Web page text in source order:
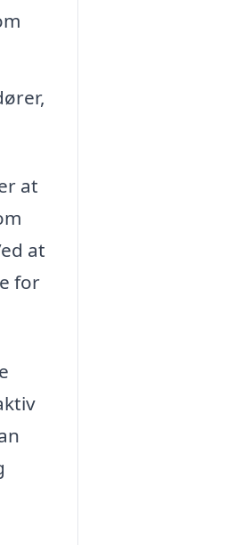
at
at
for